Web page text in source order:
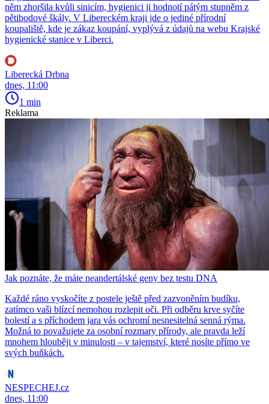
něm zhoršila kvůli sinicím, hygienici ji hodnotí pátým stupněm z
pětibodové škály. V Libereckém kraji jde o jediné přírodní
koupaliště, kde je zákaz koupání, vyplývá z údajů na webu Krajské
hygienické stanice v Liberci.
Liberecká Drbna
dnes, 11:00
1 min
Reklama
Jak poznáte, že máte neandertálské geny bez testu DNA
Každé ráno vyskočíte z postele ještě před zazvoněním budíku,
zatímco vaši blízcí nemohou rozlepit oči. Při odběru krve syčíte
bolestí a s příchodem jara vás ochromí nesnesitelná senná rýma.
Možná to považujete za osobní rozmary přírody, ale pravda leží
mnohem hlouběji v minulosti – v tajemství, které nosíte přímo ve
svých buňkách.
NESPECHEJ.cz
dnes, 11:00